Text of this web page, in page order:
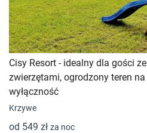
Cisy Resort - idealny dla gości ze
zwierzętami, ogrodzony teren na
wyłączność
Krzywe
od 549 zł za noc